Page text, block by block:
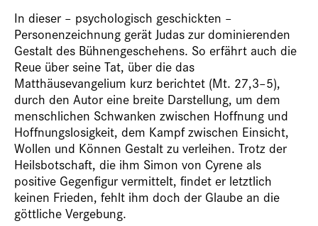
In dieser – psychologisch geschickten –
Personenzeichnung gerät Judas zur dominierenden
Gestalt des Bühnengeschehens. So erfährt auch die
Reue über seine Tat, über die das
Matthäusevangelium kurz berichtet (Mt. 27,3–5),
durch den Autor eine breite Darstellung, um dem
menschlichen Schwanken zwischen Hoffnung und
Hoffnungslosigkeit, dem Kampf zwischen Einsicht,
Wollen und Können Gestalt zu verleihen. Trotz der
Heilsbotschaft, die ihm Simon von Cyrene als
positive Gegenfigur vermittelt, findet er letztlich
keinen Frieden, fehlt ihm doch der Glaube an die
göttliche Vergebung.